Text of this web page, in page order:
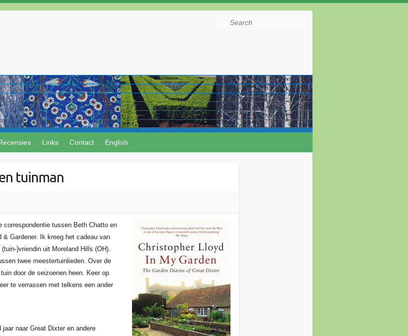
Search
Links Contact English
tuinman
correspondentie tussen Beth Chatto en
& Gardener. Ik kreeg het cadeau van
)vriendin uit Moreland Hills (OH).
twee meestertuinlieden. Over de
door de seizoenen heen. Keer op
te verrassen met telkens een ander
naar Great Dixter en andere